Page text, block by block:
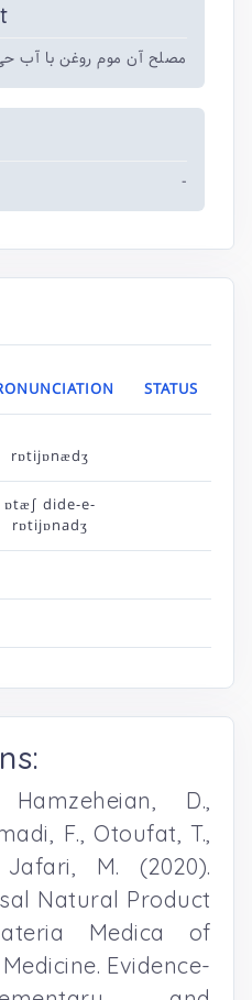
مصلح آن موم روغن با آب حی
-
STATUS
rɒtijɒnædʒ
ɒtæ∫ dide-e-
rɒtijɒnadʒ
D.,
F., Otoufat, T.,
M. (2020).
Natural Product
Medica of
Evidence-